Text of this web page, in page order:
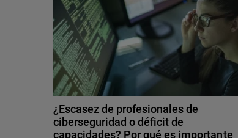
¿Escasez de profesionales de
ciberseguridad o déficit de
capacidades? Por qué es importante